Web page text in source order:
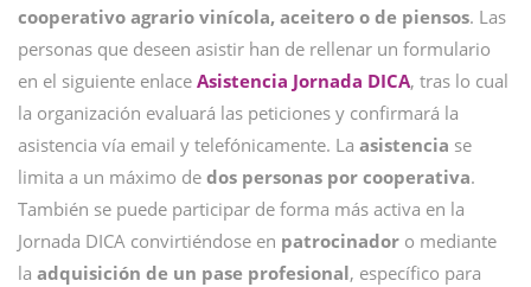
cooperativo agrario vinícola, aceitero o de piensos. Las
personas que deseen asistir han de rellenar un formulario
en el siguiente enlace Asistencia Jornada DICA, tras lo cual
la organización evaluará las peticiones y confirmará la
asistencia vía email y telefónicamente. La asistencia se
limita a un máximo de dos personas por cooperativa.
También se puede participar de forma más activa en la
Jornada DICA convirtiéndose en patrocinador o mediante
la adquisición de un pase profesional, específico para